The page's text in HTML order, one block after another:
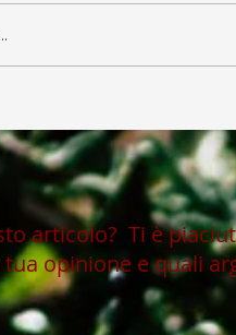
articolo? Ti è
tua opinione e quali